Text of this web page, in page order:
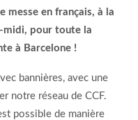
messe en français, à la
midi, pour toute la
à Barcelone !
bannières, avec une
notre réseau de CCF.
possible de manière